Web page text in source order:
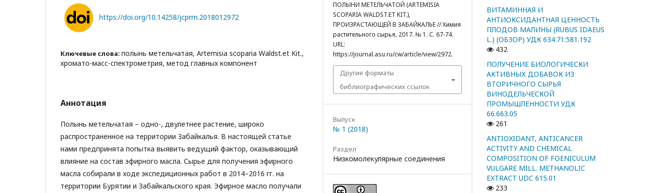
https://doi.org/10.14258/jcprm.2018012972
Ключевые слова: полынь метельчатая, Artemisia scoparia Waldst.et Kit.,
хромато-масс-спектрометрия, метод главных компонент
Аннотация
Полынь метельчатая – одно-, двулетнее растение, широко
распространенное на территории Забайкалья. В настоящей статье
нами предпринята попытка выявить ведущий фактор, оказывающий
влияние на состав эфирного масла. Сырье для получения эфирного
масла собирали в ходе экспедиционных работ в 2014–2016 гг. на
территории Бурятии и Забайкальского края. Эфирное масло получали
ПОЛЫНИ МЕТЕЛЬЧАТОЙ (ARTEMISIA
SCOPARIA WALDST.ET KIT.),
ПРОИЗРАСТАЮЩЕЙ В ЗАБАЙКАЛЬЕ // Химия
растительного сырья, 2017. № 1. С. 67-74.
URL:
https://journal.asu.ru/cw/article/view/2972.
Другие форматы
библиографических ссылок
Выпуск
№ 1 (2018)
Раздел
Низкомолекулярные соединения
ВИТАМИННАЯ И
АНТИОКСИДАНТНАЯ ЦЕННОСТЬ
ПЛОДОВ МАЛИНЫ (RUBUS IDAEUS
L.) (ОБЗОР) УДК 634.71:581.192
432
ПОЛУЧЕНИЕ БИОЛОГИЧЕСКИ
АКТИВНЫХ ДОБАВОК ИЗ
ВТОРИЧНОГО СЫРЬЯ
ВИНОДЕЛЬЧЕСКОЙ
ПРОМЫШЛЕННОСТИ УДК
66.663.05
261
ANTIOXIDANT, ANTICANCER
ACTIVITY AND CHEMICAL
COMPOSITION OF FOENICULUM
VULGARE MILL. METHANOLIC
EXTRACT UDC 615.01
233